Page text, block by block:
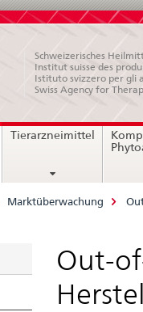
Schweizerisches
Institut suisse des
Istituto svizzero per gli
Swiss Agency for
current
Tierarzneimittel
Marktüberwachung
Out-